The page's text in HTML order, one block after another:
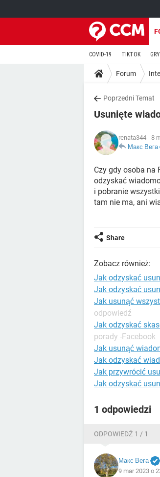
COVID-19 TIKTOK GRY
Forum
Poprzedni Temat
Usunięte
renata344 - 8
Макс Вега
Czy gdy osoba na
odzyskać
i pobranie
tam nie ma, ani
Share
Zobacz również:
Jak odzyskać
Jak odzyskać
Jak usunąć
odpowiedź
Jak odzyskać
porady -Facebook
Jak usunąć
Jak odzyskać
Jak przywrócić
Jak odzyskać
1 odpowiedzi
ODPOWIEDŹ 1 / 1
Макс Вега
9 mar 2023 o